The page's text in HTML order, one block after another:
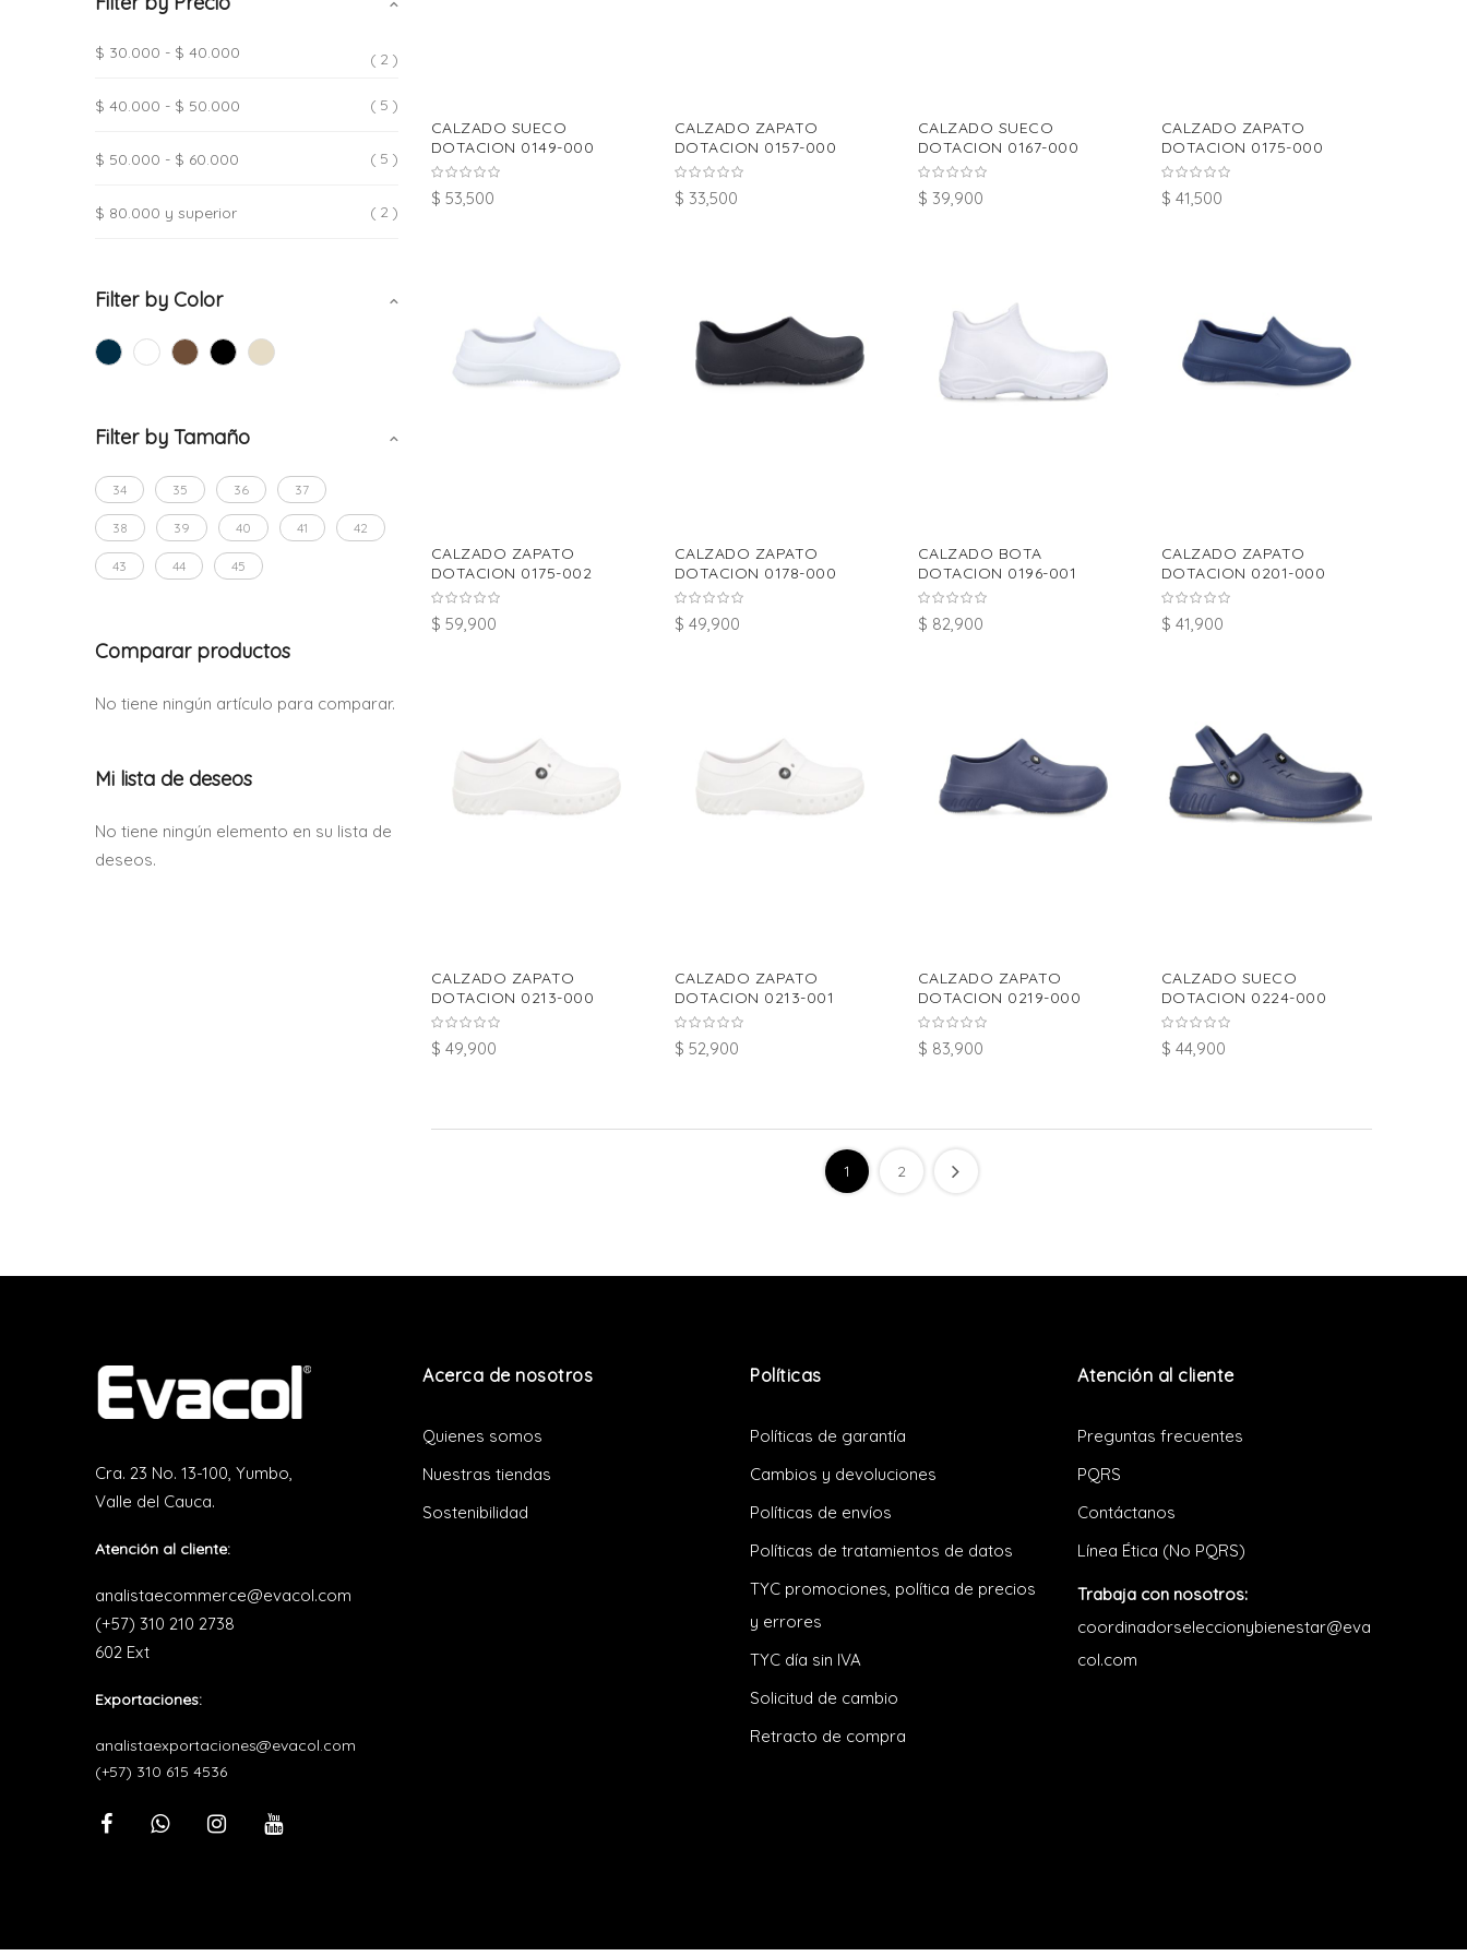
CALZADO SUECO
DOTACION 0149-000
$ 53,500
CALZADO ZAPATO
DOTACION 0157-000
$ 33,500
CALZADO SUECO
DOTACION 0167-000
$ 39,900
CALZADO ZAPATO
DOTACION 0175-000
$ 41,500
CALZADO ZAPATO
DOTACION 0175-002
$ 59,900
CALZADO ZAPATO
DOTACION 0178-000
$ 49,900
CALZADO BOTA
DOTACION 0196-001
$ 82,900
CALZADO ZAPATO
DOTACION 0201-000
$ 41,900
CALZADO ZAPATO
DOTACION 0213-000
$ 49,900
CALZADO ZAPATO
DOTACION 0213-001
$ 52,900
CALZADO ZAPATO
DOTACION 0219-000
$ 83,900
CALZADO SUECO
DOTACION 0224-000
$ 44,900
1 2
$ 30.000 - $ 40.000 2
$ 40.000 - $ 50.000 5
$ 50.000 - $ 60.000 5
$ 80.000 y superior 2
Filter by Color
Filter by Tamaño
34 35 36 37
38 39 40 41 42
43 44 45
Comparar productos
No tiene ningún artículo para comparar.
Mi lista de deseos
No tiene ningún elemento en su lista de
deseos.
Cra. 23 No. 13-100, Yumbo,
Valle del Cauca.
Atención al cliente:
analistaecommerce@evacol.com
(+57) 310 210 2738
602 Ext
Exportaciones:
analistaexportaciones@evacol.com
(+57) 310 615 4536
Acerca de nosotros
Quienes somos
Nuestras tiendas
Sostenibilidad
Políticas
Políticas de garantía
Cambios y devoluciones
Políticas de envíos
Políticas de tratamientos de datos
TYC promociones, política de precios
y errores
TYC día sin IVA
Solicitud de cambio
Retracto de compra
Atención al cliente
Preguntas frecuentes
PQRS
Contáctanos
Línea Ética (No PQRS)
Trabaja con nosotros:
coordinadorseleccionybienestar@eva
col.com